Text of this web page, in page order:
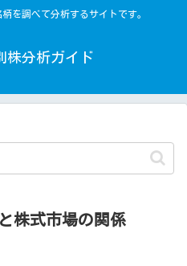
を調べて分析するサイトです。
株分析ガイド
株式市場の関係